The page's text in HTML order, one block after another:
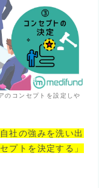
のコンセプトを設定しや
社の強みを洗い出
プトを決定する」